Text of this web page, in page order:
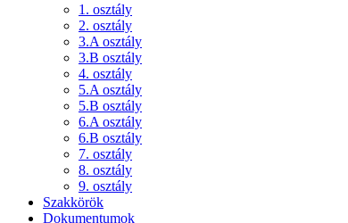
1. osztály
2. osztály
3.A osztály
3.B osztály
4. osztály
5.A osztály
5.B osztály
6.A osztály
6.B osztály
7. osztály
8. osztály
9. osztály
Szakkörök
Dokumentumok